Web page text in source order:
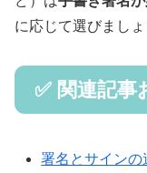
に応じて選びましょ
✅ 関連記事
署名とサインの